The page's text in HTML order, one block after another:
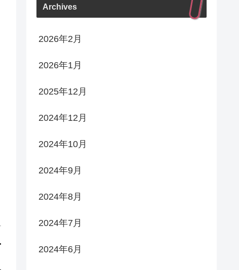
Archives
2026年2月
2026年1月
2025年12月
2024年12月
2024年10月
2024年9月
2024年8月
2024年7月
2024年6月